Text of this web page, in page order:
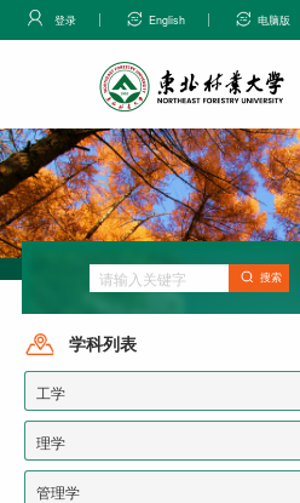
登录 English 电脑版
搜索
学科列表
工学
理学
管理学